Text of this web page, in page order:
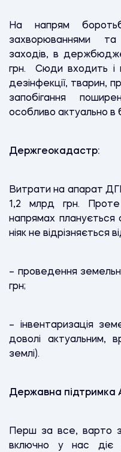
На напрям
захворюваннями та
заходів, в
грн. Сюди входить і
дезінфекції, тварин,
запобігання
особливо актуально в
Держгеокадастр:
Витрати на апарат
1,2 млрд грн.
напрямах планується
ніяк не відрізняється
– проведення
грн;
– інвентаризація
доволі актуальним,
землі).
Державна підтримка
Перш за все, варто
включно у нас діє